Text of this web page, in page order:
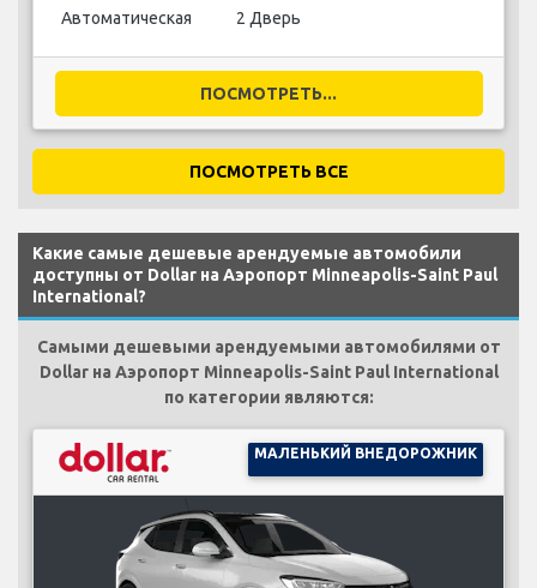
Автоматическая 2 Дверь
ПОСМОТРЕТЬ...
ПОСМОТРЕТЬ ВСЕ
Какие самые дешевые арендуемые автомобили
доступны от Dollar на Аэропорт Minneapolis-Saint Paul
International?
Самыми дешевыми арендуемыми автомобилями от
Dollar на Аэропорт Minneapolis-Saint Paul International
по категории являются:
МАЛЕНЬКИЙ ВНЕДОРОЖНИК